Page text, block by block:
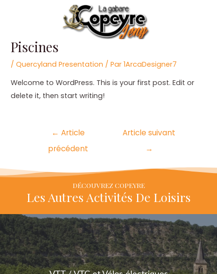
Piscines
/Quercyland Presentation / Par1ArcaDesigner7
Welcome to WordPress. This is your first post. Edit or
delete it, then start writing!
← Article
précédent
Article suivant
→
DÉCOUVREZ COPEYRE
Les Autres Activités De Loisirs